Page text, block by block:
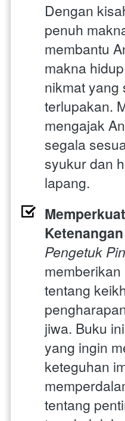
Dengan
penuh
membantu
makna
nikmat yang
terlupakan.
mengajak
segala
syukur dan
lapang.
Pengetuk
tentang
jiwa. Buku
yang ingin
keteguhan
tentang